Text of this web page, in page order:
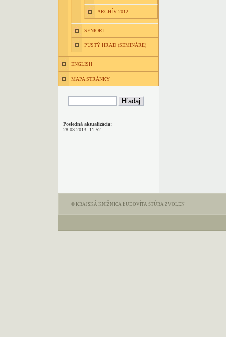
ARCHÍV 2012
SENIORI
PUSTÝ HRAD (SEMINÁRE)
ENGLISH
MAPA STRÁNKY
Posledná aktualizácia:
28.03.2013, 11:52
© KRAJSKÁ KNIŽNICA ĽUDOVÍTA ŠTÚRA ZVOLEN